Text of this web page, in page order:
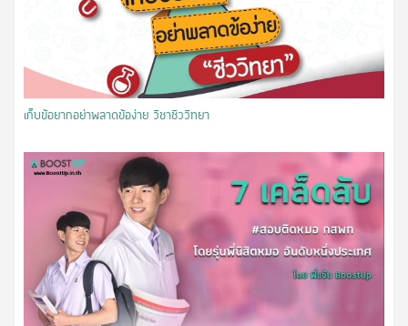
เก็บข้อยากอย่าพลาดข้อง่าย วิชาชีววิทยา